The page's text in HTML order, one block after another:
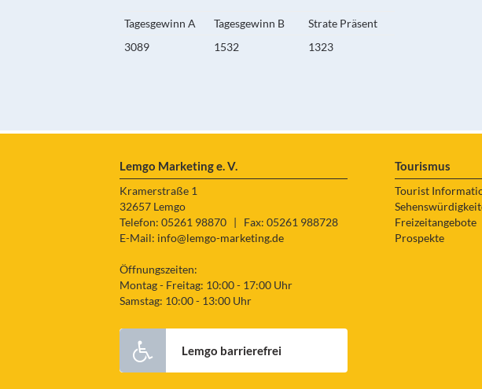
Tagesgewinn A Tagesgewinn B
Strate Präsent
3089
1532 1323
Lemgo Marketing e. V.
Kramerstraße 1
32657 Lemgo
Telefon: 05261 98870
Fax: 05261 988728
E-Mail: info@lemgo-marketing.de
Öffnungszeiten:
Montag - Freitag: 10:00 - 17:00 Uhr
Samstag: 10:00 - 13:00 Uhr
Lemgo barrierefrei
Tourismus
Tourist
Freizeitangebote
Prospekte